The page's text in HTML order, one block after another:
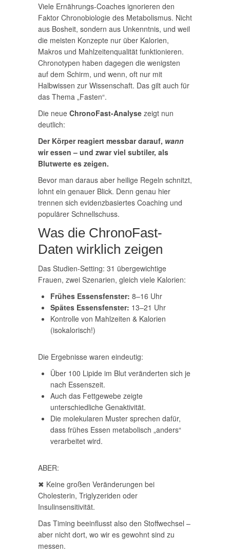
Viele Ernährungs-Coaches ignorieren den
Faktor Chronobiologie des Metabolismus. Nicht
aus Bosheit, sondern aus Unkenntnis, und weil
die meisten Konzepte nur über Kalorien,
Makros und Mahlzeitenqualität funktionieren.
Chronotypen haben dagegen die wenigsten
auf dem Schirm, und wenn, oft nur mit
Halbwissen zur Wissenschaft. Das gilt auch für
das Thema „Fasten“.
Die neue ChronoFast-Analyse zeigt nun
deutlich:
Der Körper reagiert messbar darauf, wann
wir essen – und zwar viel subtiler, als
Blutwerte es zeigen.
Bevor man daraus aber heilige Regeln schnitzt,
lohnt ein genauer Blick. Denn genau hier
trennen sich evidenzbasiertes Coaching und
populärer Schnellschuss.
Was die ChronoFast-
Daten wirklich zeigen
Das Studien-Setting: 31 übergewichtige
Frauen, zwei Szenarien, gleich viele Kalorien:
Frühes Essensfenster: 8–16 Uhr
Spätes Essensfenster: 13–21 Uhr
Kontrolle von Mahlzeiten & Kalorien
(isokalorisch!)
Die Ergebnisse waren eindeutig:
Über 100 Lipide im Blut veränderten sich je
nach Essenszeit.
Auch das Fettgewebe zeigte
unterschiedliche Genaktivität.
Die molekularen Muster sprechen dafür,
dass frühes Essen metabolisch „anders“
verarbeitet wird.
ABER:
✖ Keine großen Veränderungen bei
Cholesterin, Triglyzeriden oder
Insulinsensitivität.
Das Timing beeinflusst also den Stoffwechsel –
aber nicht dort, wo wir es gewohnt sind zu
messen.